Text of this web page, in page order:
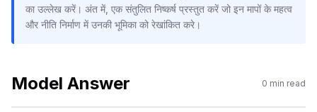
का उल्लेख करें। अंत में, एक संतुलित निष्कर्ष प्रस्तुत करें जो इन मापों के महत्व
और नीति निर्माण में उनकी भूमिका को रेखांकित करे।
Model Answer 0 min read